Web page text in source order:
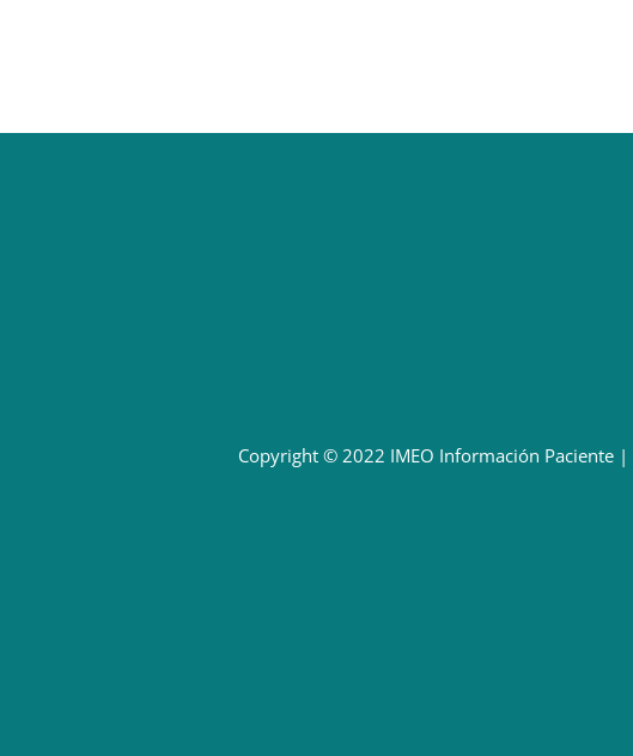
Copyright © 2022 IMEO Información Paciente|